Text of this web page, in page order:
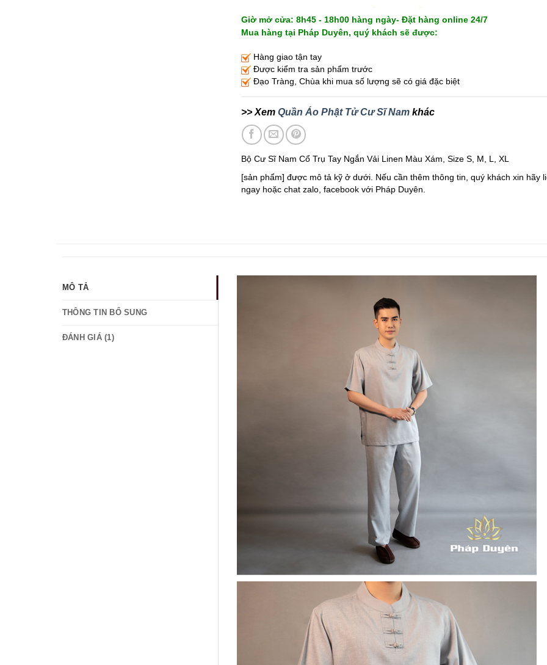
Giờ mở cửa: 8h45 - 18h00 hàng ngày- Đặt hàng online 24/7
Mua hàng tại Pháp Duyên, quý khách sẽ được:
Hàng giao tận tay
Được kiểm tra sản phẩm trước
Đạo Tràng, Chùa khi mua số lượng sẽ có giá đặc biệt
>> Xem Quần Áo Phật Tử Cư Sĩ Namkhác
Bộ Cư Sĩ Nam Cổ Trụ Tay Ngắn Vải Linen Màu Xám, Size S, M, L, XL
[sản phẩm] được mô tả kỹ ở dưới. Nếu cần thêm thông tin, quý khách xin hãy
ngay hoặc chat zalo, facebook với Pháp Duyên.
MÔ TẢ
THÔNG TIN BỔ SUNG
ĐÁNH GIÁ (1)